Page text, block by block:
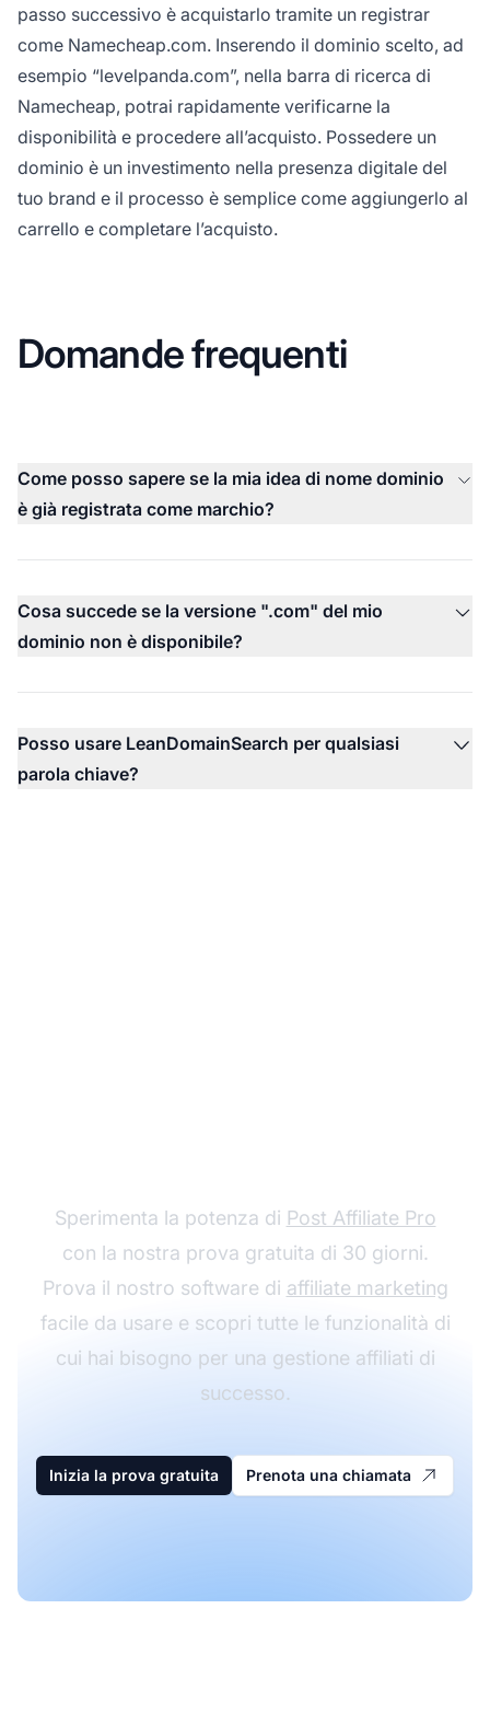
passo successivo è acquistarlo tramite un registrar
come Namecheap.com. Inserendo il dominio scelto, ad
esempio “levelpanda.com”, nella barra di ricerca di
Namecheap, potrai rapidamente verificarne la
disponibilità e procedere all’acquisto. Possedere un
dominio è un investimento nella presenza digitale del
tuo brand e il processo è semplice come aggiungerlo al
carrello e completare l’acquisto.
Domande frequenti
Come posso sapere se la mia idea di nome dominio
è già registrata come marchio?
Cosa succede se la versione ".com" del mio
dominio non è disponibile?
Posso usare LeanDomainSearch per qualsiasi
parola chiave?
Sperimenta la potenza di Post Affiliate Pro
con la nostra prova gratuita di 30 giorni.
Prova il nostro software di affiliate marketing
facile da usare e scopri tutte le funzionalità di
cui hai bisogno per una gestione affiliati di
successo.
Inizia la prova gratuita Prenota una chiamata